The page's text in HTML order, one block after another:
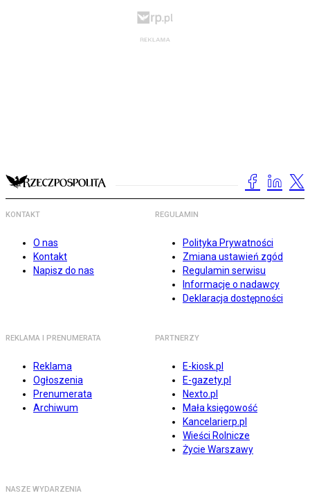
KONTAKT
O nas
Kontakt
Napisz do nas
REGULAMIN
Polityka Prywatności
Zmiana ustawień zgód
Regulamin serwisu
Informacje o nadawcy
Deklaracja dostępności
REKLAMA I PRENUMERATA
Reklama
Ogłoszenia
Prenumerata
Archiwum
PARTNERZY
E-kiosk.pl
E-gazety.pl
Nexto.pl
Mała księgowość
Kancelarierp.pl
Wieści Rolnicze
Życie Warszawy
NASZE WYDARZENIA